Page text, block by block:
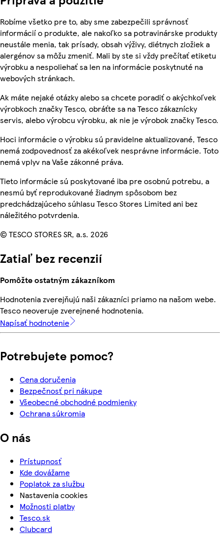
Robíme všetko pre to, aby sme zabezpečili správnosť
informácií o produkte, ale nakoľko sa potravinárske produkty
neustále menia, tak prísady, obsah výživy, diétnych zložiek a
alergénov sa môžu zmeniť. Mali by ste si vždy prečítať etiketu
výrobku a nespoliehať sa len na informácie poskytnuté na
webových stránkach.
Ak máte nejaké otázky alebo sa chcete poradiť o akýchkoľvek
výrobkoch značky Tesco, obráťte sa na Tesco zákaznícky
servis, alebo výrobcu výrobku, ak nie je výrobok značky Tesco.
Hoci informácie o výrobku sú pravidelne aktualizované, Tesco
nemá zodpovednosť za akékoľvek nesprávne informácie. Toto
nemá vplyv na Vaše zákonné práva.
Tieto informácie sú poskytované iba pre osobnú potrebu, a
nesmú byť reprodukované žiadnym spôsobom bez
predchádzajúceho súhlasu Tesco Stores Limited ani bez
náležitého potvrdenia.
© TESCO STORES SR, a.s. 2026
Zatiaľ bez recenzií
Pomôžte ostatným zákazníkom
Hodnotenia zverejňujú naši zákazníci priamo na našom webe.
Tesco neoveruje zverejnené hodnotenia.
Napísať hodnotenie
Potrebujete pomoc?
Cena doručenia
Bezpečnosť pri nákupe
Všeobecné obchodné podmienky
Ochrana súkromia
O nás
Prístupnosť
Kde dovážame
Poplatok za službu
Nastavenia cookies
Možnosti platby
Tesco.sk
Clubcard